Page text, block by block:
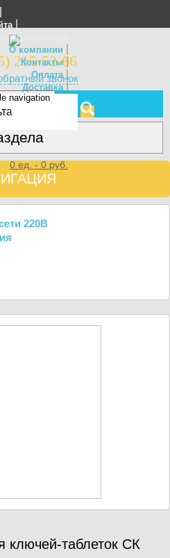
страницы
О компании
Контакты |
Оплата |
Доставка |
Отзывы
215-52-66
звонок
0 ед. - 0 руб.
navigation
МЕНЮ
220В
ключей-таблеток СК